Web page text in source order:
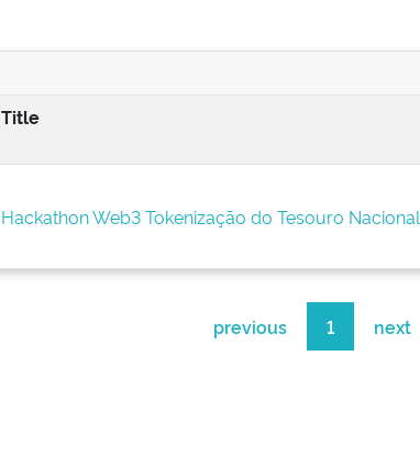
Title
Hackathon Web3 Tokenização do Tesouro Nacional
previous 1 next